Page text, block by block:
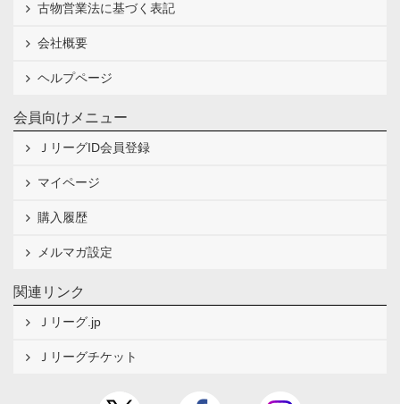
古物営業法に基づく表記
会社概要
ヘルプページ
会員向けメニュー
ＪリーグID会員登録
マイページ
購入履歴
メルマガ設定
関連リンク
Ｊリーグ.jp
Ｊリーグチケット